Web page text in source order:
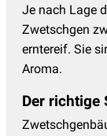
Je nach Lage
Zwetschgen
erntereif. Sie
Aroma.
Der richtige